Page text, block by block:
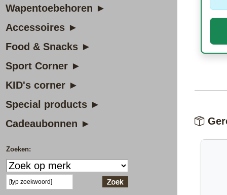
Wapentoebehoren ►
Accessoires ►
Food & Snacks ►
Sport Corner ►
KID's corner ►
Special products ►
Cadeaubonnen ►
Zoeken: